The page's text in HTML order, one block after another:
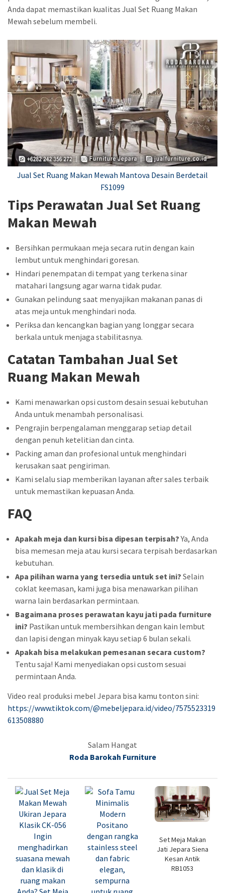
Anda dapat memastikan kualitas Jual Set Ruang Makan
Mewah sebelum membeli.
Jual Set Ruang Makan Mewah Mantova Desain Berdetail
FS1099
Tips Perawatan Jual Set Ruang
Makan Mewah
Bersihkan permukaan meja secara rutin dengan kain
lembut untuk menghindari goresan.
Hindari penempatan di tempat yang terkena sinar
matahari langsung agar warna tidak pudar.
Gunakan pelindung saat menyajikan makanan panas di
atas meja untuk menghindari noda.
Periksa dan kencangkan bagian yang longgar secara
berkala untuk menjaga stabilitasnya.
Catatan Tambahan Jual Set
Ruang Makan Mewah
Kami menawarkan opsi custom desain sesuai kebutuhan
Anda untuk menambah personalisasi.
Pengrajin berpengalaman menggarap setiap detail
dengan penuh ketelitian dan cinta.
Packing aman dan profesional untuk menghindari
kerusakan saat pengiriman.
Kami selalu siap memberikan layanan after sales terbaik
untuk memastikan kepuasan Anda.
FAQ
Apakah meja dan kursi bisa dipesan terpisah?Ya, Anda
bisa memesan meja atau kursi secara terpisah berdasarkan
kebutuhan.
Apa pilihan warna yang tersedia untuk set ini? Selain
coklat keemasan, kami juga bisa menawarkan pilihan
warna lain berdasarkan permintaan.
Bagaimana proses perawatan kayu jati pada furniture
ini? Pastikan untuk membersihkan dengan kain lembut
dan lapisi dengan minyak kayu setiap 6 bulan sekali.
Apakah bisa melakukan pemesanan secara custom?
Tentu saja! Kami menyediakan opsi custom sesuai
permintaan Anda.
Video real produksi mebel Jepara bisa kamu tonton sini:
https://www.tiktok.com/@mebeljepara.id/video/7575523319
613508880
Salam Hangat
Roda Barokah Furniture
Set Meja Makan
Jati Jepara Siena
Kesan Antik
RB1053